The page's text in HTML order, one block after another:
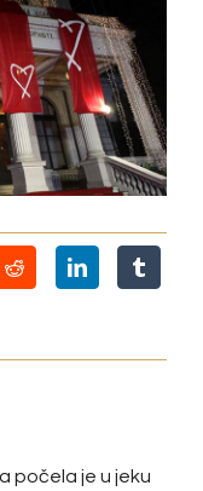
počela je u jeku